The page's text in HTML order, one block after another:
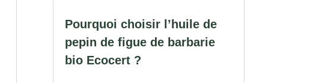
Pourquoi choisir l’huile de
pepin de figue de barbarie
bio Ecocert ?